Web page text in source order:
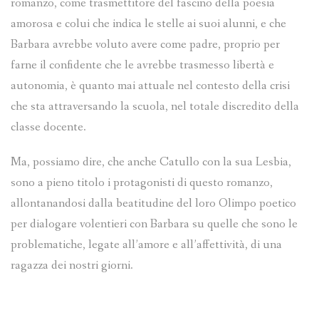
amorosa e colui che indica le stelle ai suoi alunni, e che
Barbara avrebbe voluto avere come padre, proprio per
farne il confidente che le avrebbe trasmesso libertà e
autonomia, è quanto mai attuale nel contesto della crisi
che sta attraversando la scuola, nel totale discredito della
classe docente.
Ma, possiamo dire, che anche Catullo con la sua Lesbia,
sono a pieno titolo i protagonisti di questo romanzo,
allontanandosi dalla beatitudine del loro Olimpo poetico
per dialogare volentieri con Barbara su quelle che sono le
problematiche, legate all’amore e all’affettività, di una
ragazza dei nostri giorni.